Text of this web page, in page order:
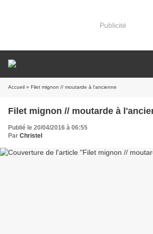
Publicité
Accueil » Filet mignon // moutarde à l'ancienne
Filet mignon // moutarde à
Publié le 20/04/2016 à 06:55
Par Christel